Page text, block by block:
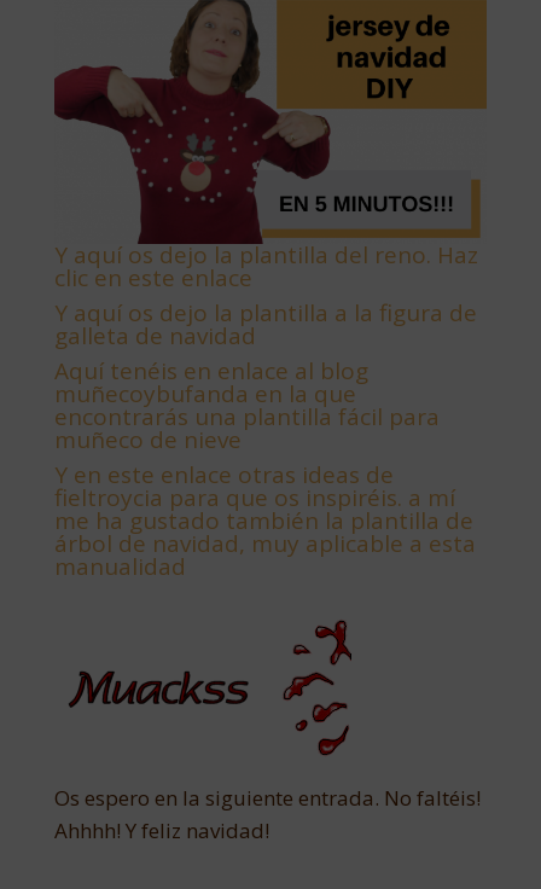
Y aquí os dejo la plantilla del reno. Haz
clic en este enlace
Y aquí os dejo la plantilla a la figura de
galleta de navidad
Aquí tenéis en enlace al blog
muñecoybufanda en la que
encontrarás una plantilla fácil para
muñeco de nieve
Y en este enlace otras ideas de
fieltroycia para que os inspiréis. a mí
me ha gustado también la plantilla de
árbol de navidad, muy aplicable a esta
manualidad
Os espero en la siguiente entrada. No faltéis!
Ahhhh! Y feliz navidad!